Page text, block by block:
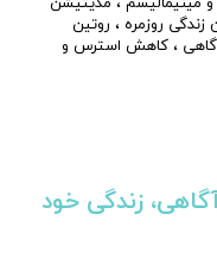
زندگی روزمره ، روتین
، کاهش استرس و
زندگی خود